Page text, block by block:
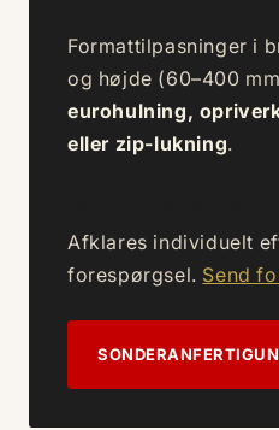
Formattilpasninger i
og højde (60–400
eurohulning,
eller zip-lukning.
Afklares individuelt
forespørgsel. Send